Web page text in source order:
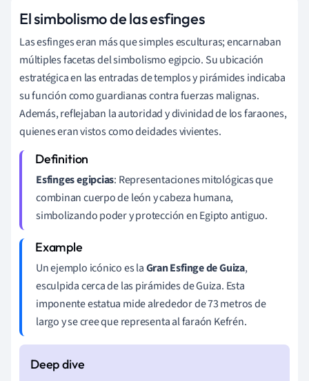
El simbolismo de las esfinges
Las esfinges eran más que simples esculturas; encarnaban
múltiples facetas del simbolismo egipcio. Su ubicación
estratégica en las entradas de templos y pirámides indicaba
su función como guardianas contra fuerzas malignas.
Además, reflejaban la autoridad y divinidad de los faraones,
quienes eran vistos como deidades vivientes.
Esfinges egipcias: Representaciones mitológicas que
combinan cuerpo de león y cabeza humana,
simbolizando poder y protección en Egipto antiguo.
Un ejemplo icónico es laGran Esfinge de Guiza,
esculpida cerca de las pirámides de Guiza. Esta
imponente estatua mide alrededor de 73 metros de
largo y se cree que representa al faraón Kefrén.